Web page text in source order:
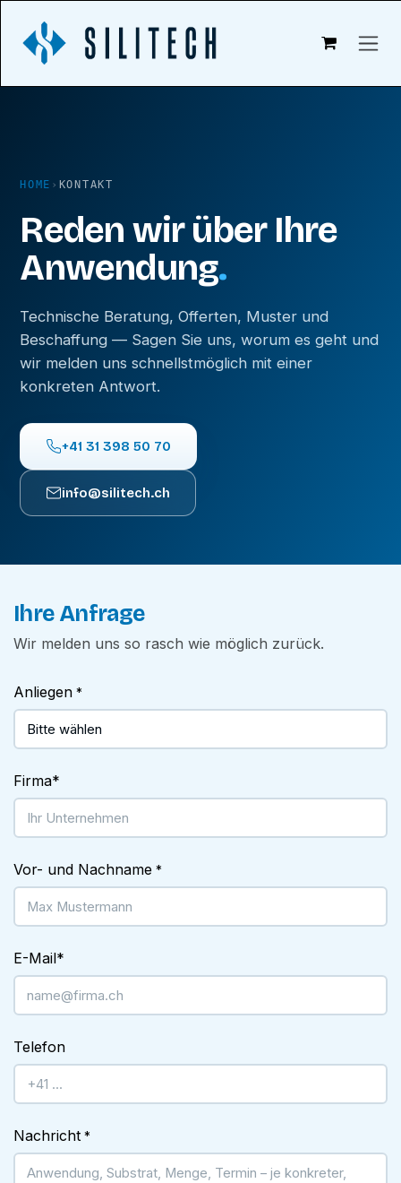
HOME › KONTAKT
Reden wir über Ihre
Anwendung.
Technische Beratung, Offerten, Muster und
Beschaffung — Sagen Sie uns, worum es geht und
wir melden uns schnellstmöglich mit einer
konkreten Antwort.
+41 31 398 50 70
info@silitech.ch
Ihre Anfrage
Wir melden uns so rasch wie möglich zurück.
Anliegen *
Firma*
Vor- und Nachname *
E-Mail*
Telefon
Nachricht *